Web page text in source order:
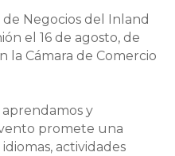
de Negocios del Inland
el 16 de agosto, de
la Cámara de Comercio
aprendamos y
promete una
actividades